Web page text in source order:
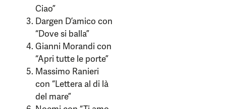
Ciao”
Dargen D’amico con
“Dove si balla”
Gianni Morandi con
“Apri tutte le porte”
Massimo Ranieri
con “Lettera al di là
del mare”